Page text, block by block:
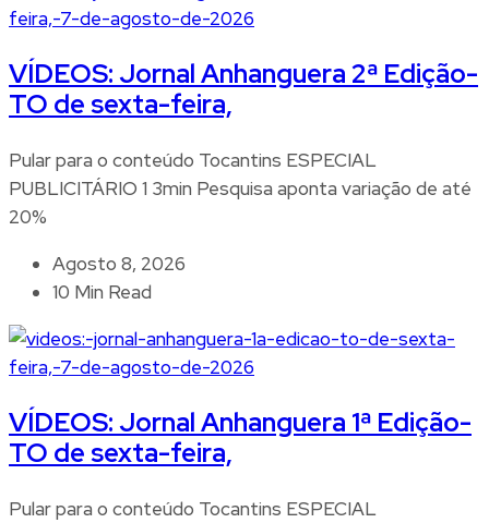
VÍDEOS: Jornal Anhanguera 2ª Edição-
TO de sexta-feira,
Pular para o conteúdo Tocantins ESPECIAL
PUBLICITÁRIO 1 3min Pesquisa aponta variação de até
20%
Agosto 8, 2026
10 Min Read
VÍDEOS: Jornal Anhanguera 1ª Edição-
TO de sexta-feira,
Pular para o conteúdo Tocantins ESPECIAL